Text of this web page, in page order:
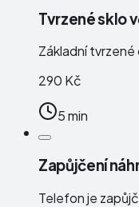
Tvrzené sklo
Základní
290 Kč
5 min
Zapůjčení
Telefon je